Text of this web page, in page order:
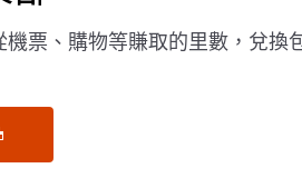
票、購物等賺取的里數，兌換